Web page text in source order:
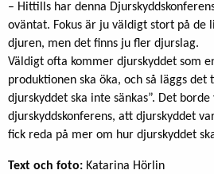
– Hittills har denna
oväntat. Fokus är ju väldigt stort på de
djuren, men det finns ju fler djurslag.
Väldigt ofta kommer djurskyddet som
produktionen ska öka, och så läggs
djurskyddet ska inte sänkas”. Det
djurskyddskonferens, att djurskyddet
fick reda på mer om hur djurskyddet
Text och foto: Katarina Hörlin